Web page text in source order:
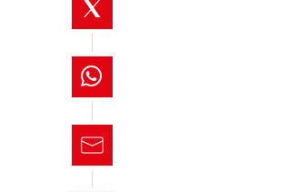
lacapitalenews.it